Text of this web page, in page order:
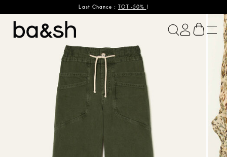
Last Chance : TOT -50% !
ba&sh